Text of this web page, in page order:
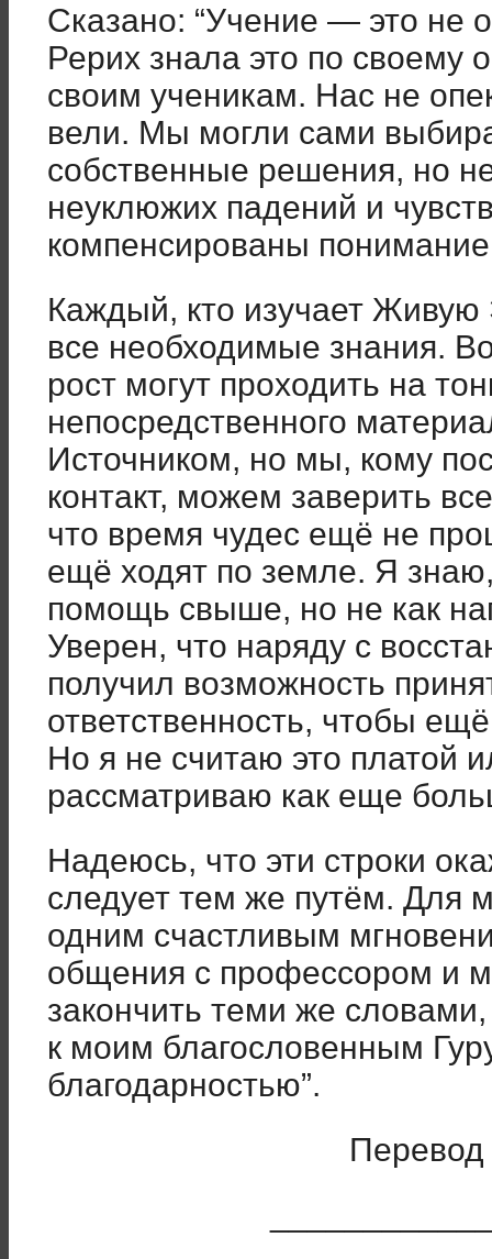
Сказано: “Учение — это не
Рерих знала это по своему
своим ученикам. Нас не
вели. Мы могли сами
собственные решения, но
неуклюжих падений и
компенсированы
Каждый, кто изучает Живую
все необходимые знания.
рост могут проходить на
непосредственного
Источником, но мы, кому
контакт, можем заверить
что время чудес ещё не
ещё ходят по земле. Я
помощь свыше, но не как
Уверен, что наряду с
получил возможность
ответственность, чтобы
Но я не считаю это платой
рассматриваю как еще
Надеюсь, что эти строки
следует тем же путём. Для
одним счастливым
общения с профессором и
закончить теми же
к моим благословенным
благодарностью”.
Перевод